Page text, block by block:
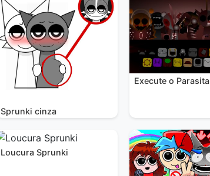
Sprunki cinza
Execute o Parasita
Loucura Sprunki